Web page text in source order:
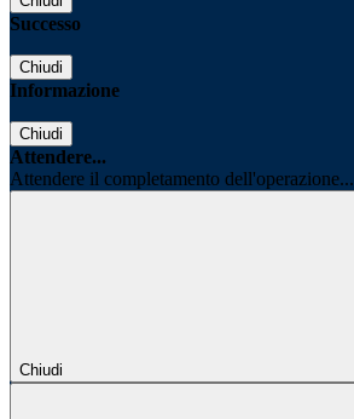
Successo
Chiudi
Informazione
Chiudi
Attendere...
Attendere il completamento dell'operazione...
Chiudi